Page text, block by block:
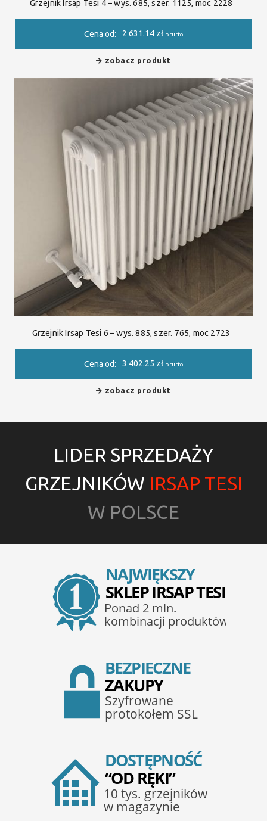
Grzejnik Irsap Tesi 4 – wys. 685, szer. 1125, moc 2228
Cena od: 2 631.14 zł brutto
zobacz produkt
Grzejnik Irsap Tesi 6 – wys. 885, szer. 765, moc 2723
Cena od: 3 402.25 zł brutto
zobacz produkt
LIDER SPRZEDAŻY
GRZEJNIKÓW IRSAP TESI
W POLSCE